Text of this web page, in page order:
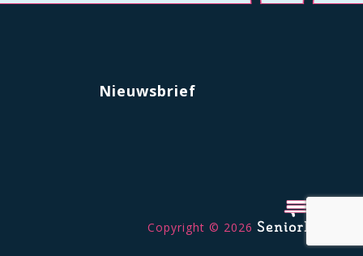
Nieuwsbrief
Copyright © 2026